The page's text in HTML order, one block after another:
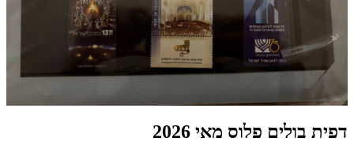
דפית בולים פלוס מאי 2026